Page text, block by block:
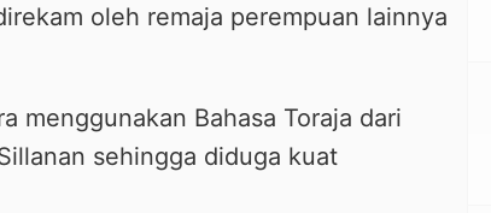
oleh remaja perempuan lainnya
menggunakan Bahasa Toraja dari
sehingga diduga kuat